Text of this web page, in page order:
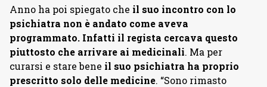
Anno ha poi spiegato che il suo incontro con lo
psichiatra non è andato come aveva
programmato. Infatti il regista cercava questo
piuttosto che arrivare ai medicinali. Ma per
curarsi e stare bene il suo psichiatra ha proprio
prescritto solo delle medicine. “Sono rimasto